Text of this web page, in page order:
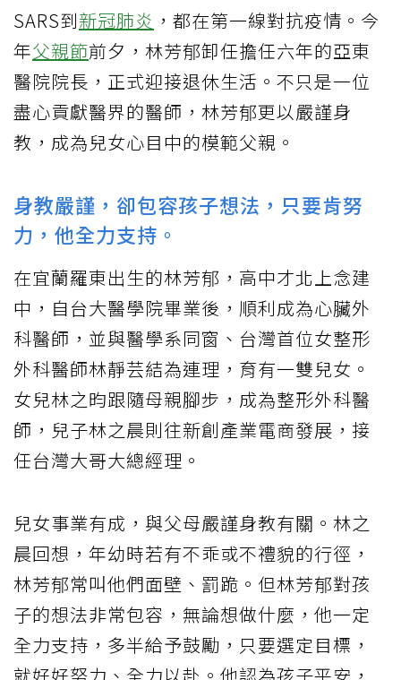
SARS到新冠肺炎 ，都在第一線對抗疫情。今
年父親節前夕，林芳郁卸任擔任六年的亞東
醫院院長，正式迎接退休生活。不只是一位
盡心貢獻醫界的醫師，林芳郁更以嚴謹身
教，成為兒女心目中的模範父親。
身教嚴謹，卻包容孩子想法，只要肯努
力，他全力支持。
在宜蘭羅東出生的林芳郁，高中才北上念建
中，自台大醫學院畢業後，順利成為心臟外
科醫師，並與醫學系同窗、台灣首位女整形
外科醫師林靜芸結為連理，育有一雙兒女。
女兒林之昀跟隨母親腳步，成為整形外科醫
師，兒子林之晨則往新創產業電商發展，接
任台灣大哥大總經理。
兒女事業有成，與父母嚴謹身教有關。林之
晨回想，年幼時若有不乖或不禮貌的行徑，
林芳郁常叫他們面壁、罰跪。但林芳郁對孩
子的想法非常包容，無論想做什麼，他一定
全力支持，多半給予鼓勵，只要選定目標，